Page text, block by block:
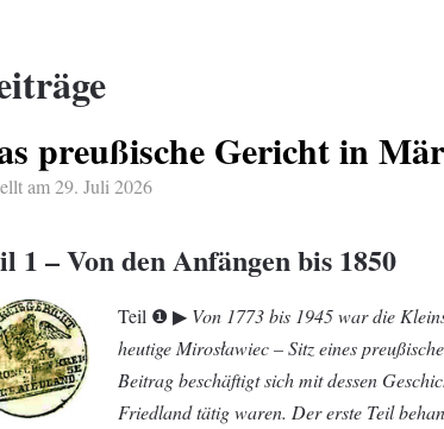
preußische Gericht in
am29. Juli 2026
1 – Von den Anfängen bis 1850
Teil ❶ ▶︎ Von 1773 bis 1945 war die
heutige Mirosławiec – Sitz eines
Beitrag beschäftigt sich mit dessen
Friedland tätig waren. Der erste Teil